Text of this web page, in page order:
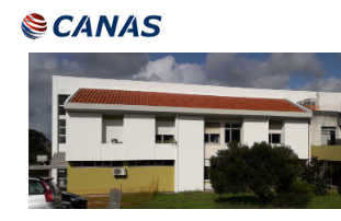
Skip